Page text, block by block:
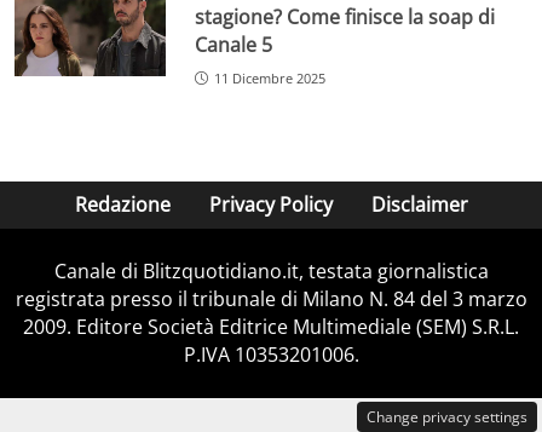
stagione? Come finisce la soap di
Canale 5
11 Dicembre 2025
Redazione Privacy Policy Disclaimer
Canale di Blitzquotidiano.it, testata giornalistica
registrata presso il tribunale di Milano N. 84 del 3 marzo
2009. Editore Società Editrice Multimediale (SEM) S.R.L.
P.IVA 10353201006.
Change privacy settings